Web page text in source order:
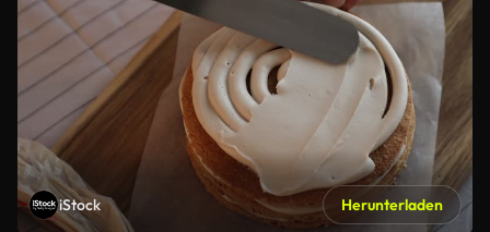
iStock Herunterladen